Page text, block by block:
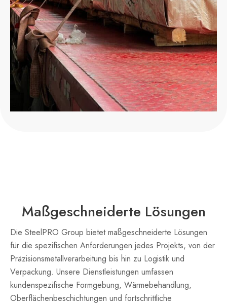
Maßgeschneiderte Lösungen
Die SteelPRO Group bietet maßgeschneiderte Lösungen
für die spezifischen Anforderungen jedes Projekts, von der
Präzisionsmetallverarbeitung bis hin zu Logistik und
Verpackung. Unsere Dienstleistungen umfassen
kundenspezifische Formgebung, Wärmebehandlung,
Oberflächenbeschichtungen und fortschrittliche